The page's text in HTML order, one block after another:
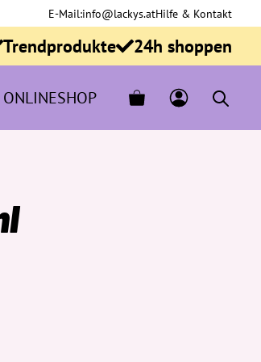
E-Mail:info@lackys.atHilfe & Kontakt
Trendprodukte 24h shoppen
ONLINESHOP